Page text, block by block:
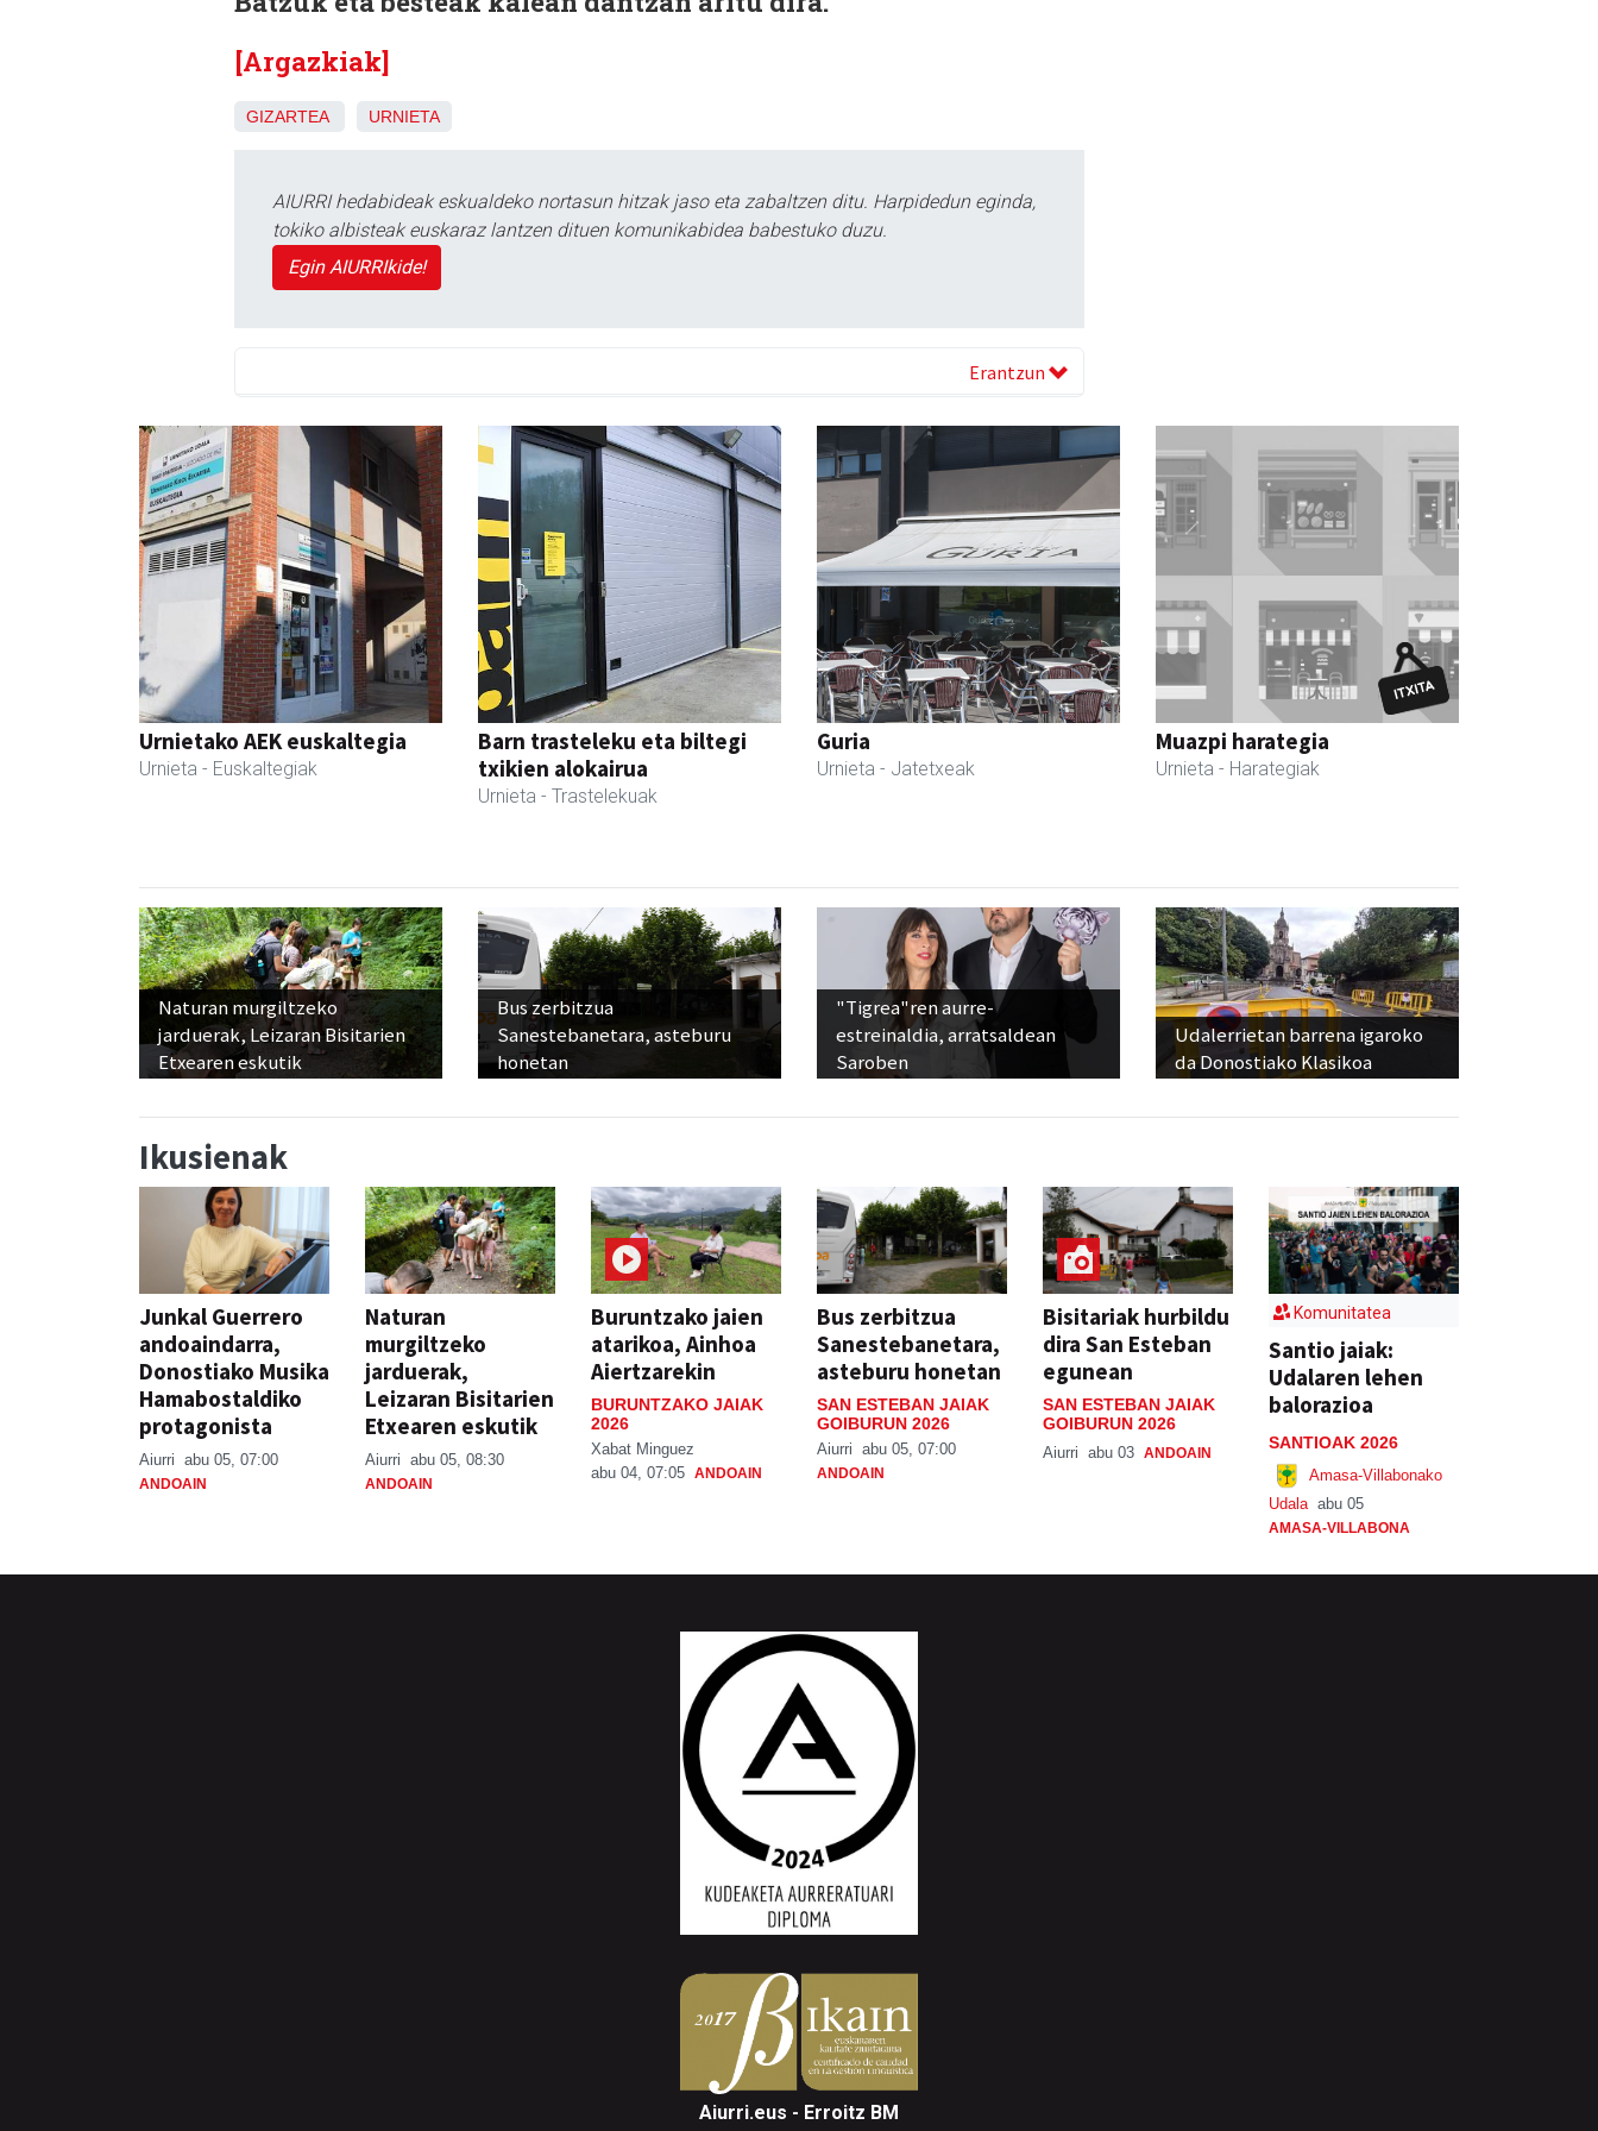
[Argazkiak]
GIZARTEA URNIETA
AIURRI hedabideak eskualdeko nortasun hitzak jaso eta zabaltzen ditu. Harpidedun eginda,
tokiko albisteak euskaraz lantzen dituen komunikabidea babestuko duzu.
Egin AIURRIkide!
Erantzun
Urnietako AEK euskaltegia
Urnieta - Euskaltegiak
Barn trasteleku eta biltegi
txikien alokairua
Urnieta - Trastelekuak
Guria
Urnieta - Jatetxeak
Muazpi harategia
Urnieta - Harategiak
Naturan murgiltzeko
jarduerak, Leizaran Bisitarien
Etxearen eskutik
Bus zerbitzua
Sanestebanetara, asteburu
honetan
"Tigrea"ren aurre-
estreinaldia, arratsaldean
Saroben
Udalerrietan barrena igaroko
da Donostiako Klasikoa
Ikusienak
Junkal Guerrero
andoaindarra,
Donostiako Musika
Hamabostaldiko
protagonista
Aiurri abu 05, 07:00
ANDOAIN
Naturan
murgiltzeko
jarduerak,
Leizaran Bisitarien
Etxearen eskutik
Aiurri abu 05, 08:30
ANDOAIN
Buruntzako jaien
atarikoa, Ainhoa
Aiertzarekin
BURUNTZAKO JAIAK
2026
Xabat Minguez
abu 04, 07:05 ANDOAIN
Bus zerbitzua
Sanestebanetara,
asteburu honetan
SAN ESTEBAN JAIAK
GOIBURUN 2026
Aiurri abu 05, 07:00
ANDOAIN
Bisitariak hurbildu
dira San Esteban
egunean
SAN ESTEBAN JAIAK
GOIBURUN 2026
Aiurri abu 03 ANDOAIN
Komunitatea
Santio jaiak:
Udalaren lehen
balorazioa
SANTIOAK 2026
Amasa-Villabonako
Udala abu 05
AMASA-VILLABONA
Aiurri.eus - Erroitz BM